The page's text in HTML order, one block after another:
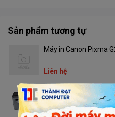
Sản phẩm tương tự
Máy in Canon Pixma
Liên hệ
Máy in Brother DCP -
Liên hệ